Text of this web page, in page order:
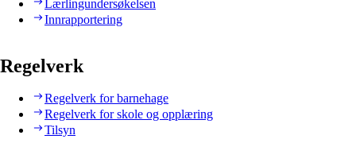
Lærlingundersøkelsen
Innrapportering
Regelverk
Regelverk for barnehage
Regelverk for skole og opplæring
Tilsyn